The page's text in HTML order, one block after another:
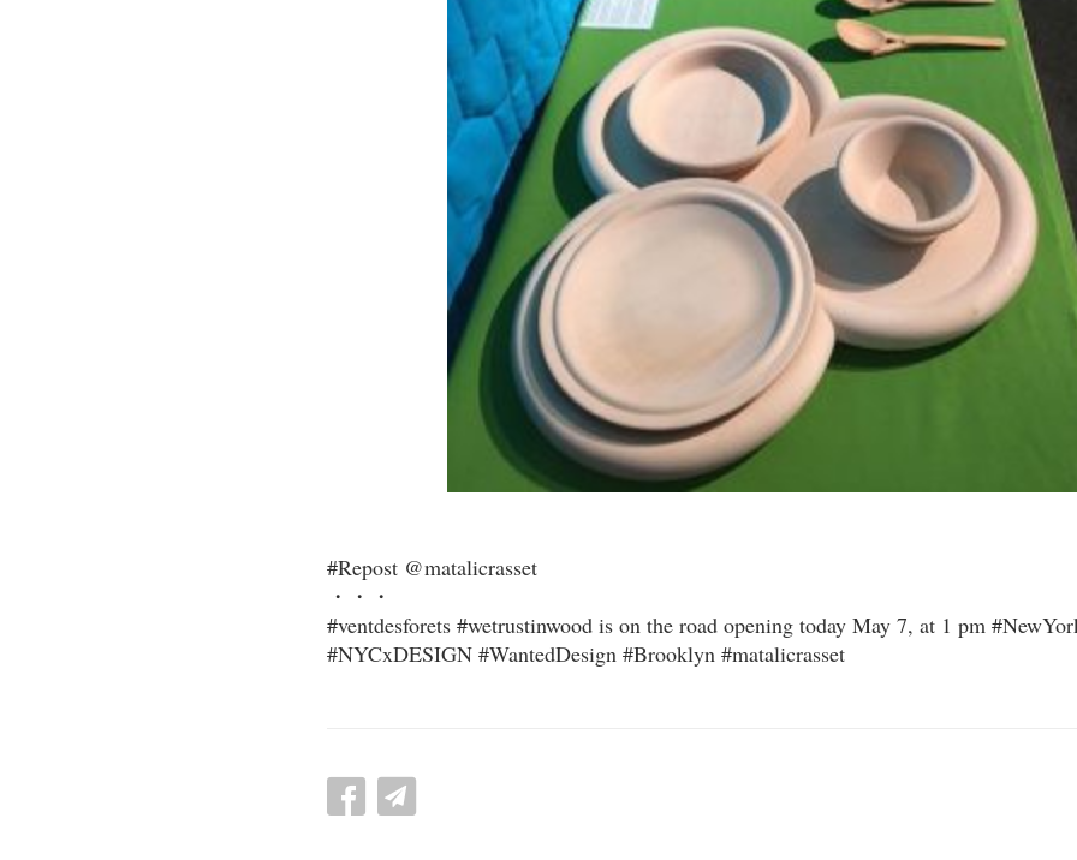
#Repost @matalicrasset
・・・
#ventdesforets #wetrustinwood is on the road opening today May 7, at 1 pm
#NYCxDESIGN #WantedDesign #Brooklyn #matalicrasset